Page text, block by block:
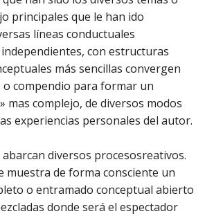
principales que le han ido
líneas conductuales
con estructuras
más sencillas convergen
o compendio para formar un
mas complejo, de diversos modos
experiencias personales del autor.
diversos procesosreativos.
muestra de forma consciente un
o entramado conceptual abierto
donde será el espectador